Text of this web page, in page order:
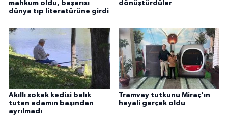
mahkum oldu, başarısı
dünya tıp literatürüne girdi
dönüştürdüler
Akıllı sokak kedisi balık
tutan adamın başından
ayrılmadı
Tramvay tutkunu Miraç'ın
hayali gerçek oldu